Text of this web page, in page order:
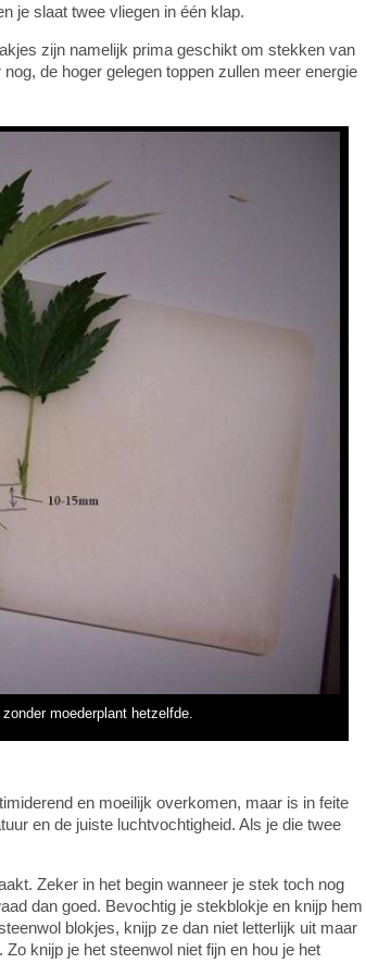
je slaat twee vliegen in één klap.
zijn namelijk prima geschikt om stekken van
de hoger gelegen toppen zullen meer energie
moederplant hetzelfde.
en moeilijk overkomen, maar is in feite
en de juiste luchtvochtigheid. Als je die twee
Zeker in het begin wanneer je stek toch nog
dan goed. Bevochtig je stekblokje en knijp hem
blokjes, knijp ze dan niet letterlijk uit maar
knijp je het steenwol niet fijn en hou je het